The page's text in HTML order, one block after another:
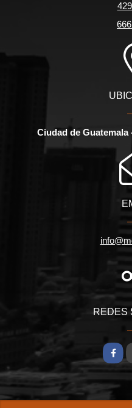
Ciudad de Guatemala
REDES
X